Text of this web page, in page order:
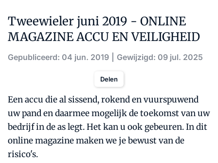
Tweewieler juni 2019 - ONLINE
MAGAZINE ACCU EN VEILIGHEID
Gepubliceerd: 04 jun. 2019 Gewijzigd: 09 jul. 2025
Delen
Een accu die al sissend, rokend en vuurspuwend
uw pand en daarmee mogelijk de toekomst van uw
bedrijf in de as legt. Het kan u ook gebeuren. In dit
online magazine maken we je bewust van de
risico's.